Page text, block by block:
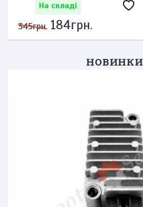
На складі
345грн. 184грн.
НОВИНКИ